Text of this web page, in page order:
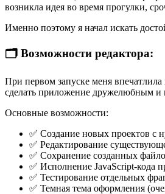
возникла идея во время прогулки,
Именно поэтому я начал искать
🗂️ Возможности редактора:
При первом запуске меня
сделать приложение дружелюбным и
Основные возможности:
✅ Создание новых проектов с
✅ Редактирование
✅ Сохранение созданных
✅ Исполнение JavaScript-кода
✅ Тестирование отдельных
✅ Темная тема оформления